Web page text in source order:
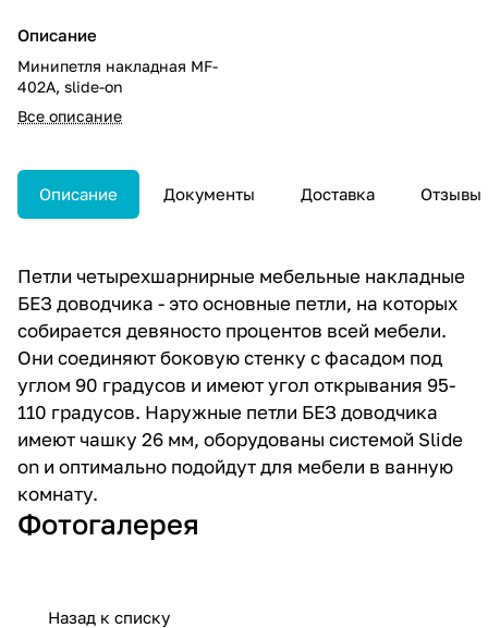
Описание
Минипетля накладная MF-
402A, slide-on
Все описание
Описание Документы Доставка Отзывы
Петли четырехшарнирные мебельные накладные
БЕЗ доводчика - это основные петли, на которых
собирается девяносто процентов всей мебели.
Они соединяют боковую стенку с фасадом под
углом 90 градусов и имеют угол открывания 95-
110 градусов. Наружные петли БЕЗ доводчика
имеют чашку 26 мм, оборудованы системой Slide
on и оптимально подойдут для мебели в ванную
комнату.
Фотогалерея
Назад к списку